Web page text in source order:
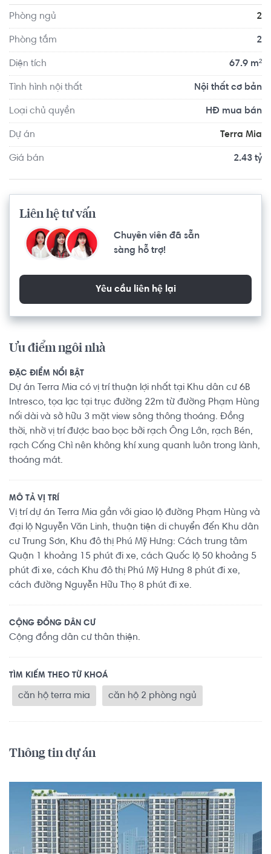
Căn hộ có vị trí cách Trường Mầm non Sakura Montessori
Quận 2 - TP HCM khoảng 9.9km, cách Trường Đại học Sài
Tôn Dật Tiên khoảng 2.9km, The New Gym khoảng 3.7km.
Tọa lạc tại vị trí thuận tiện di chuyển với đầy đủ các tiện
Phòng ngủ 2
Phòng tắm 2
Diện tích 67.9 m²
Tình hình nội thất Nội thất cơ bản
Loại chủ quyền HĐ mua bán
Dự án Terra Mia
Giá bán 2.43 tỷ
Liên hệ tư vấn
Chuyên viên đã sẵn
sàng hỗ trợ!
Yêu cầu liên hệ lại
Ưu điểm ngôi nhà
ĐẶC ĐIỂM NỔI BẬT
Dự án Terra Mia có vị trí thuận lợi nhất tại Khu dân cư 6B
Intresco, tọa lạc tại trục đường 22m từ đường Phạm Hùng
nối dài và sở hữu 3 mặt view sông thông thoáng. Đồng
thời, nhờ vị trí được bao bọc bởi rạch Ông Lớn, rạch Bén,
rạch Cống Chì nên không khí xung quanh luôn trong lành,
thoáng mát.
MÔ TẢ VỊ TRÍ
Vị trí dự án Terra Mia gần với giao lộ đường Phạm Hùng và
đại lộ Nguyễn Văn Linh, thuận tiện di chuyển đến Khu dân
cư Trung Sơn, Khu đô thị Phú Mỹ Hưng: Cách trung tâm
Quận 1 khoảng 15 phút đi xe, cách Quốc lộ 50 khoảng 5
phút đi xe, cách Khu đô thị Phú Mỹ Hưng 8 phút đi xe,
cách đường Nguyễn Hữu Thọ 8 phút đi xe.
CỘNG ĐỒNG DÂN CƯ
Cộng đồng dân cư thân thiện.
TÌM KIẾM THEO TỪ KHOÁ
căn hộ terra mia căn hộ 2 phòng ngủ
Thông tin dự án